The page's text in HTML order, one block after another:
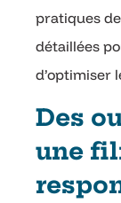
pratiques
détaillées
d’optimiser
Des
une